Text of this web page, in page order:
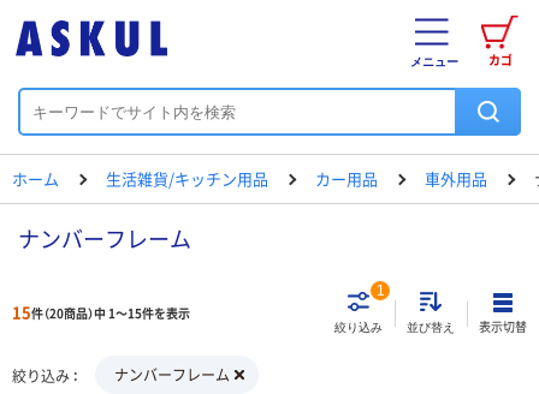
カゴ
メニュー
ホーム 生活雑貨/キッチン用品 カー用品 車外用品
ナンバーフレーム
15件（20商品）中 1～15件を表示
絞り込み
1
並び替え 表示切替
絞り込み ナンバーフレーム